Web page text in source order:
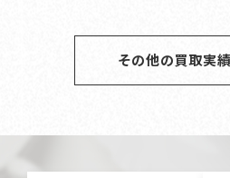
その他の買取実